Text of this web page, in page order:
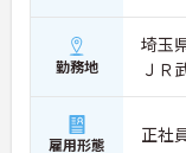
勤務地
埼玉
ＪＲ
雇用形態 正社